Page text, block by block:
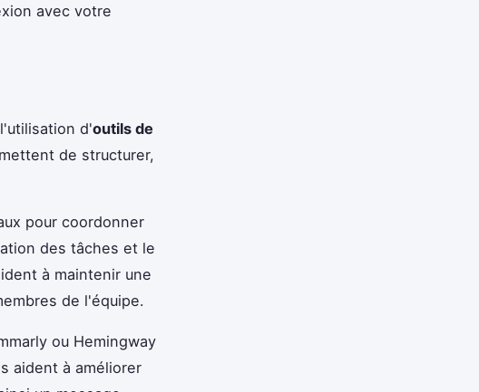
avec votre
d'outils de
de structurer,
pour coordonner
des tâches et le
à maintenir une
de l'équipe.
ou Hemingway
aident à améliorer